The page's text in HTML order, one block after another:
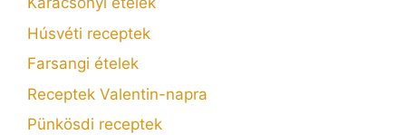
Húsvéti receptek
Farsangi ételek
Receptek Valentin-napra
Pünkösdi receptek